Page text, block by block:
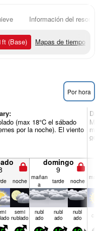
Información del resort
ft (Base) Mapas de tiempo
Por hora
(max 18°C el sábado
por la noche). El viento
domingo
9
noche mañan
a
tarde noche
semi
nublado
nubl
ado
nubl
ado
nubl
ado